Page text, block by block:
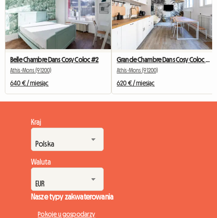
Belle Chambre Dans Cosy Coloc #2
Athis-Mons (91200)
640 € / miesiąc
Athis-Mons (91200)
620 € / miesiąc
Kraj
Waluta
Nasze typy zakwaterowania
Pokoje u gospodarzy